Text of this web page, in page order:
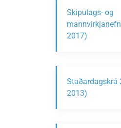
Skipulags- og
2017)
Staðardagskrá
2013)